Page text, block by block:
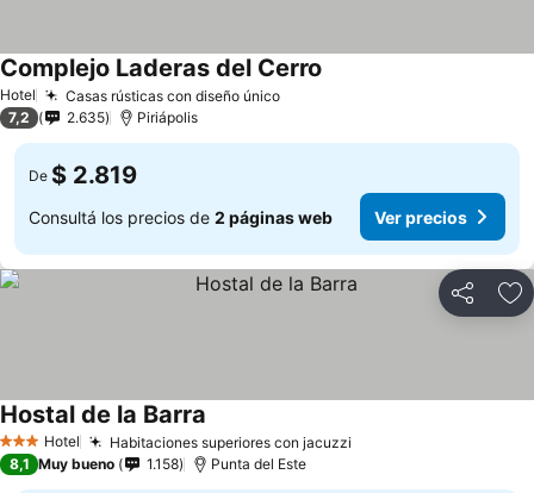
Hotel Casas rústicas con diseño único
Complejo Laderas del Cerro
7,2 2.635 Piriápolis
De $ 2.819
Consultá los precios de 2 páginas web Ver precios
Compartir
3 Estrellas
Hotel Habitaciones superiores con jacuzzi
Hostal de la Barra
8,1 Muy bueno 1.158 Punta del Este